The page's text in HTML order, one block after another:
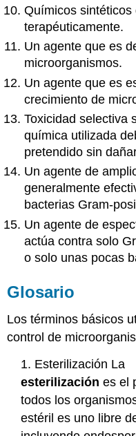
Químicos
terapéuticamente.
Un agente que es
microorganismos.
Un agente que es
crecimiento de
Toxicidad selectiva
química utilizada
pretendido sin
Un agente de
generalmente
bacterias Gram-
Un agente de
actúa contra solo
o solo unas pocas
Glosario
Los términos básicos
control de
1. Esterilización La
esterilización es el
todos los
estéril es uno libre